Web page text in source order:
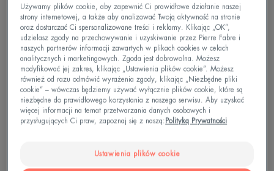
jego tempo zależy od diety, stylu życia i
ekspozycji na czynniki zewnętrzne, takie jak
promieniowanie UV czy stres oksydacyjny. W
wyniku glikacji powstają zaawansowane produkty
glikacji (AGEs –advanced glycation end products
które kumulują się w tkankach, powodując ich
sztywnienie i uszkodzenia.
Używamy plików cookie, aby zapewnić Ci prawidłowe działanie naszej
strony internetowej, a także aby analizować Twoją aktywność na stronie
oraz dostarczać Ci spersonalizowane treści i reklamy. Klikając „OK”,
udzielasz zgody na przechowywanie i uzyskiwanie przez Pierre Fabre i
naszych partnerów informacji zawartych w plikach cookies w celach
analitycznych i marketingowych. Zgoda jest dobrowolna. Możesz
modyfikować jej zakres, klikając „Ustawienia plików cookie”. Możesz
również od razu odmówić wyrażenia zgody, klikając „Niezbędne pliki
cookie” – wówczas będziemy używać wyłącznie plików cookie, które są
niezbędne do prawidłowego korzystania z naszego serwisu. Aby uzyskać
więcej informacji na temat przetwarzania danych osobowych i
przysługujących Ci praw, zapoznaj się z naszą: Polityką Prywatności
Ustawienia plików cookie